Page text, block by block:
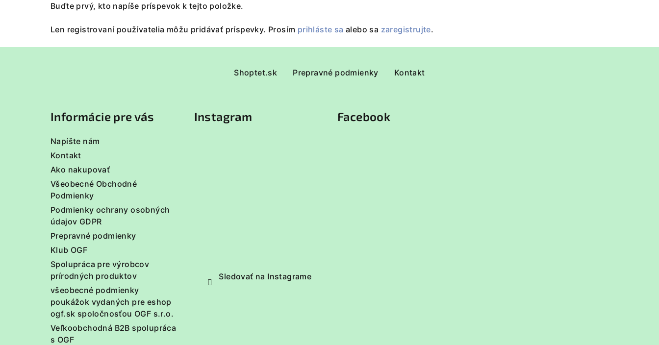
Buďte prvý, kto napíše príspevok k tejto položke.
Len registrovaní používatelia môžu pridávať príspevky. Prosím prihláste sa alebo sa zaregistrujte.
Shoptet.sk Prepravné podmienky Kontakt
Informácie pre vás
Napíšte nám
Kontakt
Ako nakupovať
Všeobecné Obchodné
Podmienky
Podmienky ochrany osobných
údajov GDPR
Prepravné podmienky
Klub OGF
Spolupráca pre výrobcov
prírodných produktov
všeobecné podmienky
poukážok vydaných pre eshop
ogf.sk spoločnosťou OGF s.r.o.
Veľkoobchodná B2B spolupráca
s OGF
Instagram
Sledovať na Instagrame
Facebook